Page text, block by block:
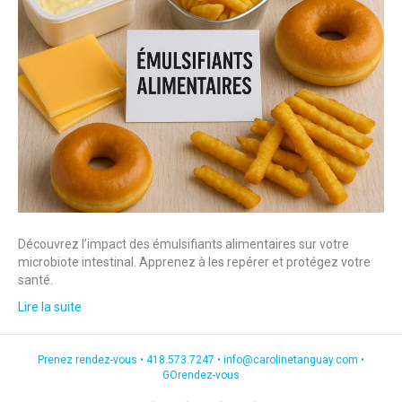
Découvrez l’impact des émulsifiants alimentaires sur votre
microbiote intestinal. Apprenez à les repérer et protégez votre
santé.
Lire la suite
Prenez rendez-vous • 418.573.7247 • info@carolinetanguay.com •
GOrendez-vous